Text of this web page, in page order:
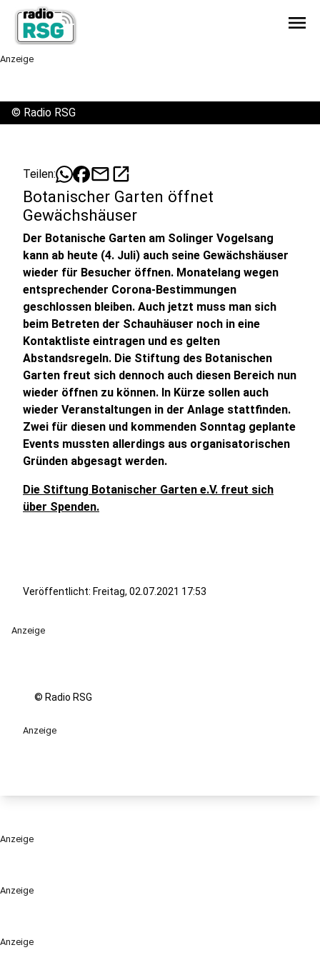
menu
Anzeige
Anzeige
Anzeige
© Radio RSG
Teilen: mailopen_in_new
Botanischer Garten öffnet
Gewächshäuser
Der Botanische Garten am Solinger Vogelsang
kann ab heute (4. Juli) auch seine Gewächshäuser
wieder für Besucher öffnen. Monatelang wegen
entsprechender Corona-Bestimmungen
geschlossen bleiben. Auch jetzt muss man sich
beim Betreten der Schauhäuser noch in eine
Kontaktliste eintragen und es gelten
Abstandsregeln. Die Stiftung des Botanischen
Garten freut sich dennoch auch diesen Bereich nun
wieder öffnen zu können. In Kürze sollen auch
wieder Veranstaltungen in der Anlage stattfinden.
Zwei für diesen und kommenden Sonntag geplante
Events mussten allerdings aus organisatorischen
Gründen abgesagt werden.
Die Stiftung Botanischer Garten e.V. freut sich
über Spenden.
Veröffentlicht: Freitag, 02.07.2021 17:53
Anzeige
© Radio RSG
Anzeige
Anzeige